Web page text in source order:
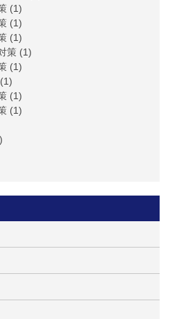
(1)
(1)
(1)
策 (1)
(1)
(1)
(1)
(1)